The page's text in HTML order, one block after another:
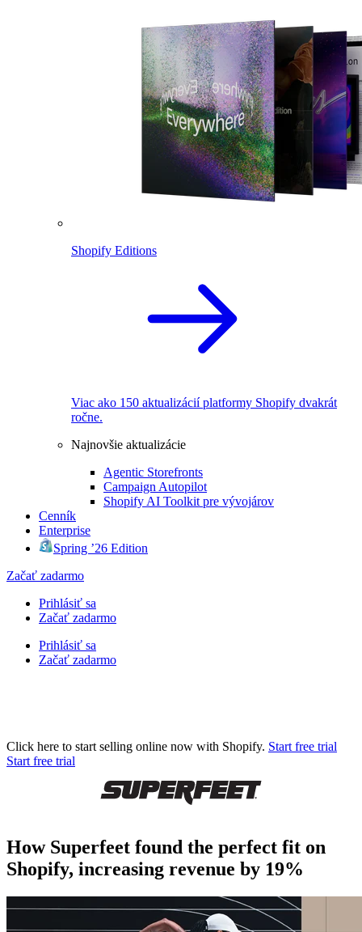
Shopify Editions
Viac ako 150 aktualizácií platformy Shopify dvakrát
ročne.
Najnovšie aktualizácie
Agentic Storefronts
Campaign Autopilot
Shopify AI Toolkit pre vývojárov
Cenník
Enterprise
Spring ’26 Edition
Začať zadarmo
Prihlásiť sa
Začať zadarmo
Prihlásiť sa
Začať zadarmo
Click here to start selling online now with Shopify. Start free trial
Start free trial
How Superfeet found the perfect fit on
Shopify, increasing revenue by 19%